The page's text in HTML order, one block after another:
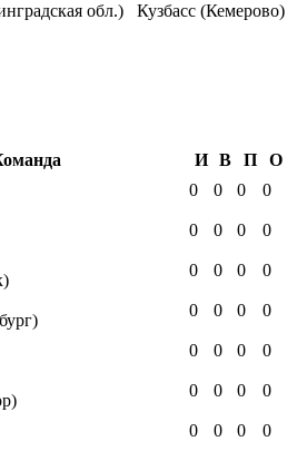
обл.) Кузбасс (Кемерово)
И В П
О
0 0 0 0
0 0 0 0
0 0 0 0
0 0 0 0
0 0 0 0
0 0 0 0
0 0 0 0